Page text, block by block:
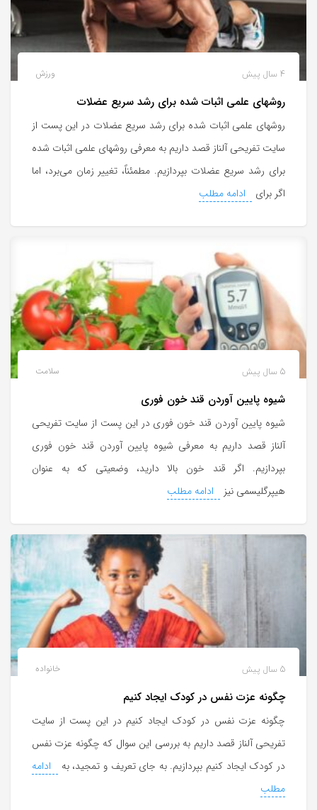
ورزش 4 سال پیش
روشهای علمی اثبات شده برای رشد سریع عضلات
روشهای علمی اثبات شده برای رشد سریع عضلات در این پست از
سایت تفریحی آلناز قصد داریم به معرفی روشهای علمی اثبات شده
برای رشد سریع عضلات بپردازیم. مطمئناً، تغییر زمان می‌برد، اما
اگر برای
ادامه مطلب
سلامت 5 سال پیش
شیوه پایین آوردن قند خون فوری
شیوه پایین آوردن قند خون فوری در این پست از سایت تفریحی
آلناز قصد داریم به معرفی شیوه پایین آوردن قند خون فوری
بپردازیم. اگر قند خون بالا دارید، وضعیتی که به عنوان
هیپرگلیسمی نیز
ادامه مطلب
خانواده 5 سال پیش
چگونه عزت نفس در کودک ایجاد کنیم
چگونه عزت نفس در کودک ایجاد کنیم در این پست از سایت
تفریحی آلناز قصد داریم به بررسی این سوال که چگونه عزت نفس
در کودک ایجاد کنیم بپردازیم. به جای تعریف و تمجید، به
ادامه
مطلب